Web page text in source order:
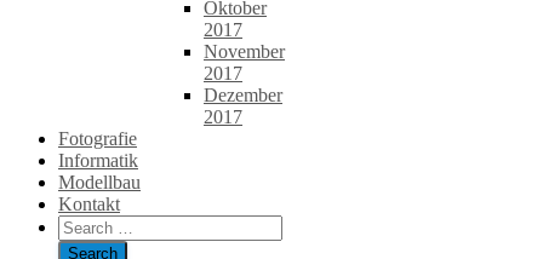
Oktober
2017
November
2017
Dezember
2017
Fotografie
Informatik
Modellbau
Kontakt
Search
for: